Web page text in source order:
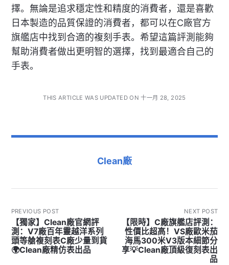
擇。無論是追求穩定性和精度的消費者，還是喜歡
日本製造的品質保證的消費者，都可以在C廠官方
旗艦店中找到合適的複刻手表。希望這篇評測能夠
幫助消費者做出更明智的選擇，找到最適合自己的
手表。
THIS ARTICLE WAS UPDATED ON 十一月 28, 2025
Clean廠
PREVIOUS POST
【獨家】Clean廠官網評
測：V7廠百年靈越洋系列
頭等艙複刻表C廠少量到貨
🌍Clean廠精仿表出品
NEXT POST
【限時】C廠旗艦店評測：
性價比超高！VS廠歐米茄
海馬300米V3版本細節分
享💡Clean廠頂級復刻表出
品